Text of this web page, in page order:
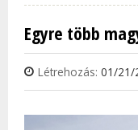
Egyre több
Létrehozás: 01/21/